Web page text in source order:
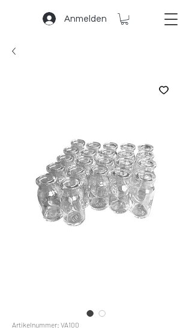
Anmelden
Artikelnummer: VA100